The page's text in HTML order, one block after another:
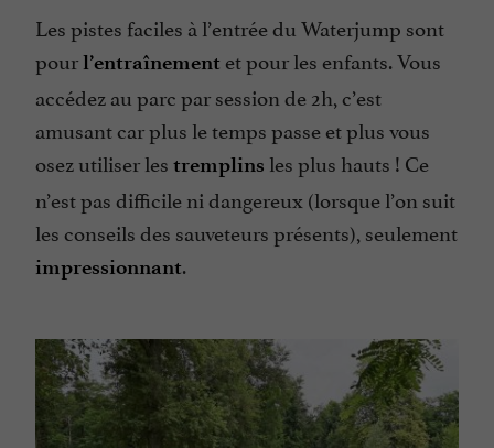
Les pistes faciles à l’entrée du Waterjump sont
pourl’entraînement et pour les enfants. Vous
accédez au parc par session de 2h, c’est
amusant car plus le temps passe et plus vous
osez utiliser les tremplins les plus hauts ! Ce
n’est pas difficile ni dangereux (lorsque l’on suit
les conseils des sauveteurs présents), seulement
impressionnant.